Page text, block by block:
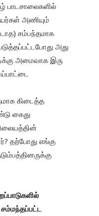
பாடசாலைகளில்
அணியும்
சம்பந்தமாக
அது
அமைவாக இரு
கிடைத்த
கைது
தற்போது எங்கு